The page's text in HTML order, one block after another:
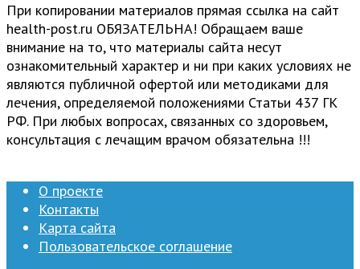
При копировании материалов прямая ссылка на сайт
health-post.ru ОБЯЗАТЕЛЬНА! Обращаем ваше
внимание на то, что материалы сайта несут
ознакомительный характер и ни при каких условиях не
являются публичной офертой или методиками для
лечения, определяемой положениями Статьи 437 ГК
РФ. При любых вопросах, связанных со здоровьем,
консультация с лечащим врачом обязательна !!!
О проекте
Контакты
Карта сайта
Пользовательское соглашение